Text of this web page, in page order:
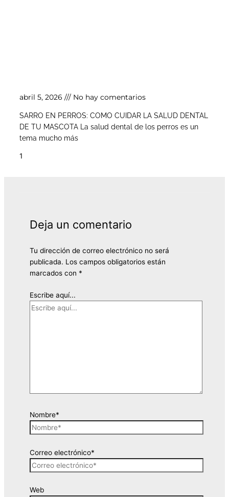
abril 5, 2026 No hay comentarios
SARRO EN PERROS: COMO CUIDAR LA SALUD DENTAL
DE TU MASCOTA La salud dental de los perros es un
tema mucho más
Deja un comentario
Tu dirección de correo electrónico no será
publicada. Los campos obligatorios están
marcados con *
Escribe aquí...
Nombre*
Correo electrónico*
Web